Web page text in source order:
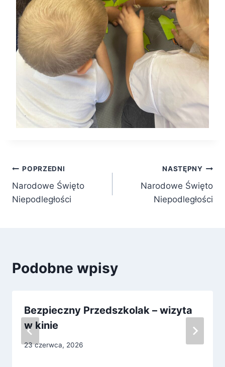
Nawigacja
wpisu
POPRZEDNI
Narodowe Święto
Niepodległości
NASTĘPNY
Narodowe Święto
Niepodległości
Podobne wpisy
Bezpieczny Przedszkolak – wizyta
w kinie
23 czerwca, 2026